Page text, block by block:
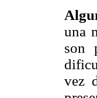
una
son
vez